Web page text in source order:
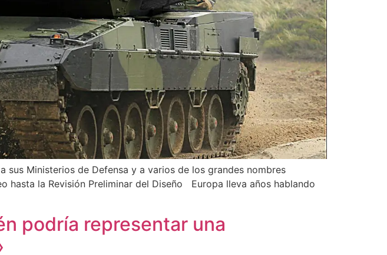
sus Ministerios de Defensa y a varios de los grandes nombres
hasta la Revisión Preliminar del Diseño Europa lleva años hablando
podría representar una